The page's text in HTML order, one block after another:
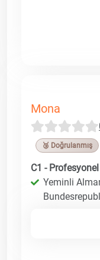
Mona
🥉 Doğrulanmış
C1 - Profesyonel
Yeminli